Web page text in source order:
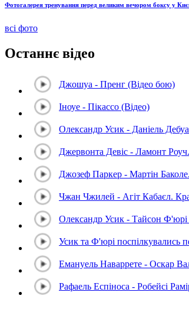
Фотогалерея тренування перед великим вечором боксу у
всі фото
Останнє відео
Джошуа - Пренг (Відео бою)
Іноуе - Пікассо (Відео)
Олександр Усик - Даніель
Джервонта Девіс - Ламонт
Джозеф Паркер - Мартін
Чжан Чжилей - Агіт Кабаєл.
Олександр Усик - Тайсон Ф'юрі
Усик та Ф'юрі поспілкувались
Емануель Наваррете - Оскар
Рафаель Еспіноса - Робейсі